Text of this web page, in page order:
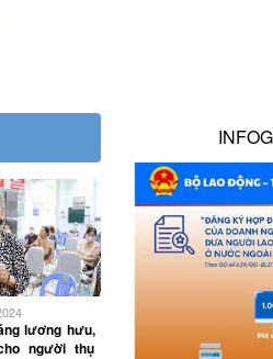
lương hưu,
người thụ